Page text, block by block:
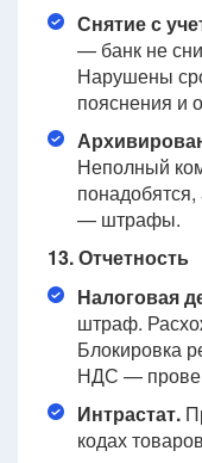
Снятие с
— банк не
Нарушены
пояснения и
Неполный
— штрафы.
13. Отчетность
Налоговая
штраф.
Блокировка
НДС —
Интрастат.
кодах